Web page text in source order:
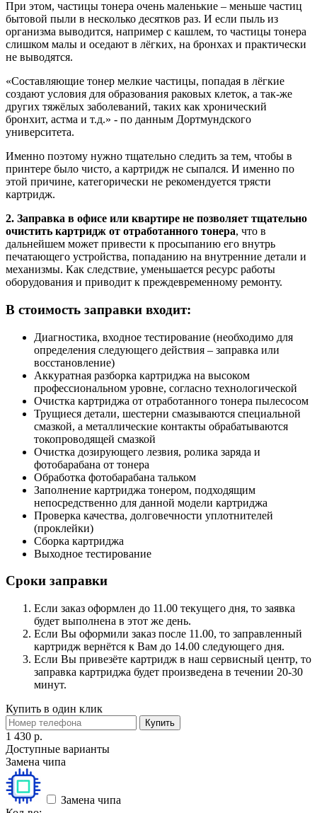
При этом, частицы тонера очень маленькие – меньше частиц
бытовой пыли в несколько десятков раз. И если пыль из
организма выводится, например с кашлем, то частицы тонера
слишком малы и оседают в лёгких, на бронхах и практически
не выводятся.
«Составляющие тонер мелкие частицы, попадая в лёгкие
создают условия для образования раковых клеток, а так-же
других тяжёлых заболеваний, таких как хронический
бронхит, астма и т.д.» - по данным Дортмундского
университета.
Именно поэтому нужно тщательно следить за тем, чтобы в
принтере было чисто, а картридж не сыпался. И именно по
этой причине, категорически не рекомендуется трясти
картридж.
2. Заправка в офисе или квартире не позволяет тщательно
очистить картридж от отработанного тонера, что в
дальнейшем может привести к просыпанию его внутрь
печатающего устройства, попаданию на внутренние детали и
механизмы. Как следствие, уменьшается ресурс работы
оборудования и приводит к преждевременному ремонту.
В стоимость заправки входит:
Диагностика, входное тестирование (необходимо для
определения следующего действия – заправка или
восстановление)
Аккуратная разборка картриджа на высоком
профессиональном уровне, согласно технологической
Очистка картриджа от отработанного тонера пылесосом
Трущиеся детали, шестерни смазываются специальной
смазкой, а металлические контакты обрабатываются
токопроводящей смазкой
Очистка дозирующего лезвия, ролика заряда и
фотобарабана от тонера
Обработка фотобарабана тальком
Заполнение картриджа тонером, подходящим
непосредственно для данной модели картриджа
Проверка качества, долговечности уплотнителей
(проклейки)
Сборка картриджа
Выходное тестирование
Сроки заправки
Если заказ оформлен до 11.00 текущего дня, то заявка
будет выполнена в этот же день.
Если Вы оформили заказ после 11.00, то заправленный
картридж вернётся к Вам до 14.00 следующего дня.
Если Вы привезёте картридж в наш сервисный центр, то
заправка картриджа будет произведена в течении 20-30
минут.
Купить в один клик
Купить
1 430 р.
Доступные варианты
Замена чипа
Замена чипа